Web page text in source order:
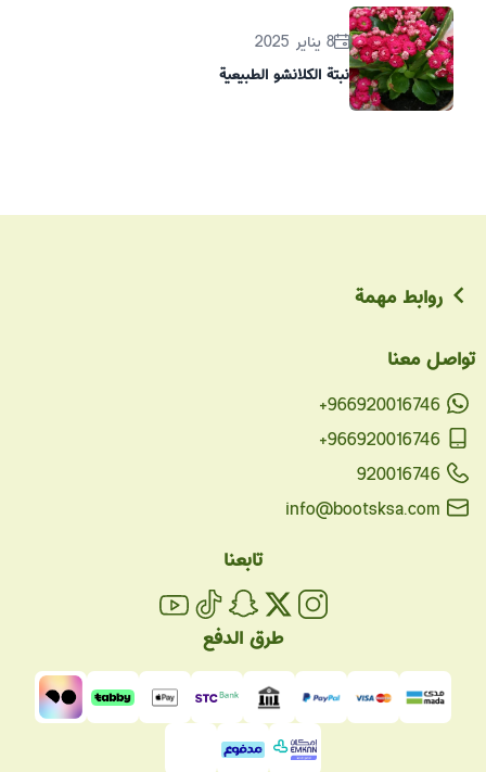
8 يناير 2025
نبتة الكلانشو الطبيعية
روابط مهمة
تواصل معنا
+966920016746
+966920016746
920016746
info@bootsksa.com
تابعنا
طرق الدفع